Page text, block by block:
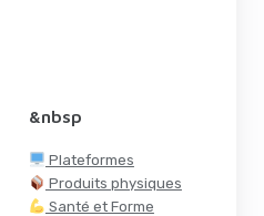
&nbsp
Plateformes
Produits physiques
Santé et Forme